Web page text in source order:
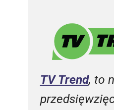
TV Trend, to